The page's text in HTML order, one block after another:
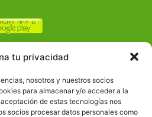
tu privacidad
nosotros y nuestros socios
para almacenar y/o acceder a la
de estas tecnologías nos
socios procesar datos personales como
2072